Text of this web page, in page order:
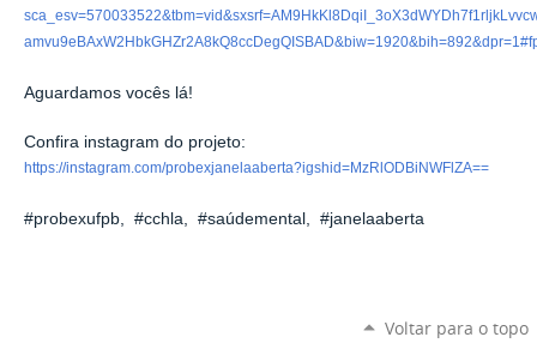
Aguardamos vocês lá!
Confira instagram do projeto:
https://instagram.com/probexjanelaaberta?igshid=MzRlODBiNWFlZA==
#probexufpb, #cchla, #saúdemental, #janelaaberta
Voltar para o topo